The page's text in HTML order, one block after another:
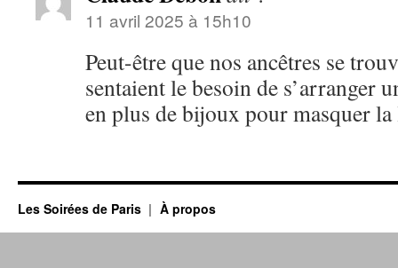
11 avril 2025 à 15h10
Peut-être que nos ancêtres se
sentaient le besoin de s’arranger
en plus de bijoux pour masquer
Les Soirées de Paris À propos